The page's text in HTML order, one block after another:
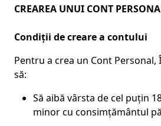
CREAREA UNUI CONT
Condiții de creare a contului
Pentru a crea un Cont
să:
Să aibă vârsta de cel puțin
minor cu consimțământul